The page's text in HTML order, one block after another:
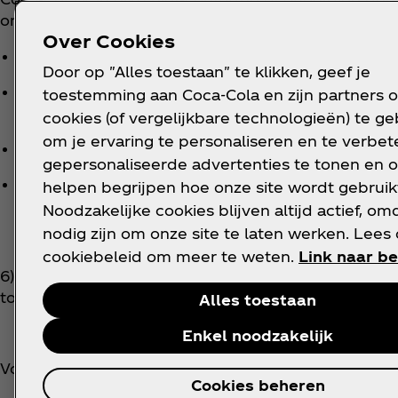
onder meer de volgende redenen:
frauduleuze manipulatie (gebruik van valse
buitensporige veel ongeldige inzendingen,
niet-deelnemende, niet-identificeerbare,
beschadigde of onvolledige kassatickets, die
de geografische grenzen vallen
6) In totaal worden in het kader van deze
toegekend:
Voor België en Luxemburg:
Over Cookies
Door op "Alles toestaan" te klikken, geef je
toestemming aan Coca‑Cola en zijn partners
cookies (of vergelijkbare technologieën) te
om je ervaring te personaliseren en te
gepersonaliseerde advertenties te tonen en
helpen begrijpen hoe onze site wordt
Noodzakelijke cookies blijven altijd actief,
nodig zijn om onze site te laten werken. Lees
cookiebeleid om meer te weten. Link naar
Alles toestaan
Enkel noodzakelijk
Cookies beheren